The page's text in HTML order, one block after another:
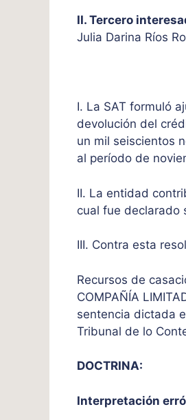
II. Tercero
Julia Darina Ríos
I. La SAT formuló
devolución del
un mil seiscientos
al período de
II. La entidad
cual fue declarado
III. Contra esta
Recursos de
COMPAÑÍA
sentencia dictada
Tribunal de lo
DOCTRINA:
Interpretación